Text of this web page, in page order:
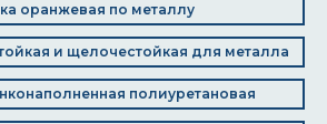
оранжевая по металлу
и щелочестойкая для металла
полиуретановая